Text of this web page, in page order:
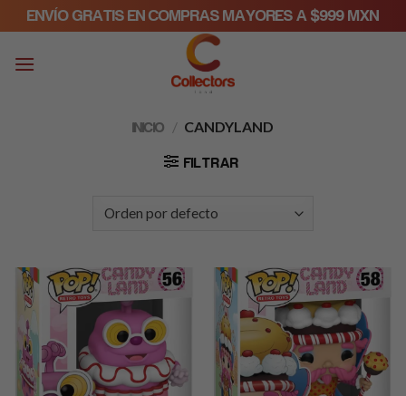
to
content
ENVÍO GRATIS EN COMPRAS MAYORES A $999 MXN
INICIO / CANDYLAND
FILTRAR